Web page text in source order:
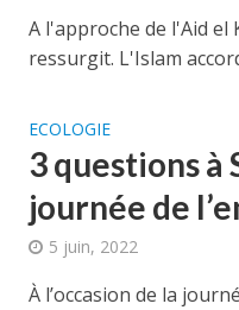
A l'approche de l'Aid el
ressurgit. L'Islam
ECOLOGIE
3 questions à
journée de
5 juin, 2022
À l’occasion de la